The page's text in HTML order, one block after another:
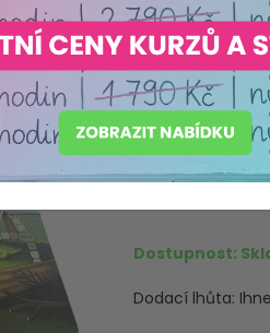
Výrobce: INFRA,
Máme
Ministerstva
Produkt
Dostupnost:
Dodací lhůta: